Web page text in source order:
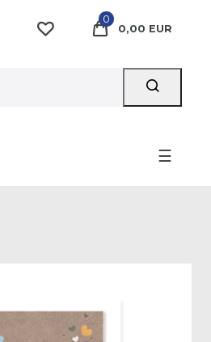
0
0,00 EUR
☰